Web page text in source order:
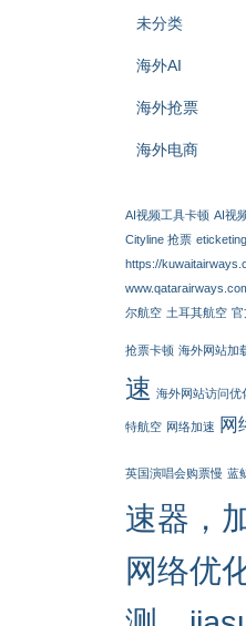
未分类
海外AI
海外抢票
海外电商
AI视频工具卡顿 AI视
Cityline 抢票
https://
尔航空 土耳其航空 官
抢票卡顿 海外网站加
速 海外网站访问优
特航空 网络加速 网
英国演唱会购票慢 蓝
速器，
网络优